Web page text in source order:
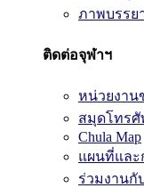
ภาพบรรย
ติดต่อจุฬาฯ
หน่วยงาน
สมุดโทร
Chula Map
แผนที่และ
ร่วมงานกั